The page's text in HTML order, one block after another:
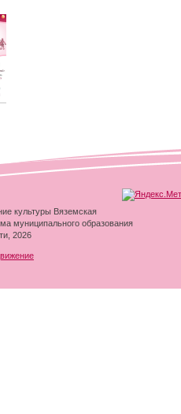
культуры Вяземская
муниципального образования
2026